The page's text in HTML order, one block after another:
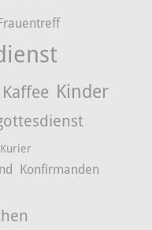
Kaffee Kinder
Konfirmanden